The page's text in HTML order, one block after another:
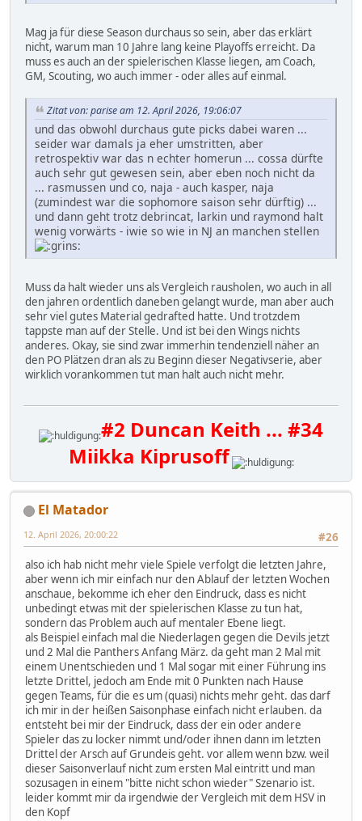
Mag ja für diese Season durchaus so sein, aber das erklärt
nicht, warum man 10 Jahre lang keine Playoffs erreicht. Da
muss es auch an der spielerischen Klasse liegen, am Coach,
GM, Scouting, wo auch immer - oder alles auf einmal.
Zitat von: parise am 12. April 2026, 19:06:07
und das obwohl durchaus gute picks dabei waren ...
seider war damals ja eher umstritten, aber
retrospektiv war das n echter homerun ... cossa dürfte
auch sehr gut gewesen sein, aber eben noch nicht da
... rasmussen und co, naja - auch kasper, naja
(zumindest war die sophomore saison sehr dürftig) ...
und dann geht trotz debrincat, larkin und raymond halt
wenig vorwärts - iwie so wie in NJ an manchen stellen
Muss da halt wieder uns als Vergleich rausholen, wo auch in all
den jahren ordentlich daneben gelangt wurde, man aber auch
sehr viel gutes Material gedrafted hatte. Und trotzdem
tappste man auf der Stelle. Und ist bei den Wings nichts
anderes. Okay, sie sind zwar immerhin tendenziell näher an
den PO Plätzen dran als zu Beginn dieser Negativserie, aber
wirklich vorankommen tut man halt auch nicht mehr.
#2 Duncan Keith ... #34
Miikka Kiprusoff
El Matador
#26
12. April 2026, 20:00:22
also ich hab nicht mehr viele Spiele verfolgt die letzten Jahre,
aber wenn ich mir einfach nur den Ablauf der letzten Wochen
anschaue, bekomme ich eher den Eindruck, dass es nicht
unbedingt etwas mit der spielerischen Klasse zu tun hat,
sondern das Problem auch auf mentaler Ebene liegt.
als Beispiel einfach mal die Niederlagen gegen die Devils jetzt
und 2 Mal die Panthers Anfang März. da geht man 2 Mal mit
einem Unentschieden und 1 Mal sogar mit einer Führung ins
letzte Drittel, jedoch am Ende mit 0 Punkten nach Hause
gegen Teams, für die es um (quasi) nichts mehr geht. das darf
ich mir in der heißen Saisonphase einfach nicht erlauben. da
entsteht bei mir der Eindruck, dass der ein oder andere
Spieler das zu locker nimmt und/oder ihnen dann im letzten
Drittel der Arsch auf Grundeis geht. vor allem wenn bzw. weil
dieser Saisonverlauf nicht zum ersten Mal eintritt und man
sozusagen in einem "bitte nicht schon wieder" Szenario ist.
leider kommt mir da irgendwie der Vergleich mit dem HSV in
den Kopf